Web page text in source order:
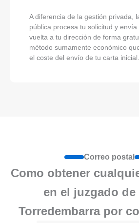
A diferencia de la gestión privada,
pública procesa tu solicitud y
vuelta a tu dirección de forma
método sumamente económico
el coste del envío de tu carta inicial.
Correo postal
Como obtener
en el juzgado de
Torredembarra por